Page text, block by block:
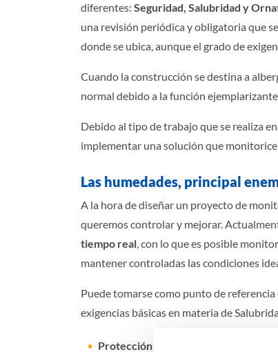
diferentes: Seguridad, Salubridad y
una revisión periódica y obligatoria que
donde se ubica, aunque el grado de
Cuando la construcción se destina a
normal debido a la función
Debido al tipo de trabajo que se realiza
implementar una solución que
Las humedades, principal
A la hora de diseñar un proyecto de
queremos controlar y mejorar.
tiempo real, con lo que es posible
mantener controladas las condiciones
Puede tomarse como punto de
exigencias básicas en materia de
Protección frente a la humedad